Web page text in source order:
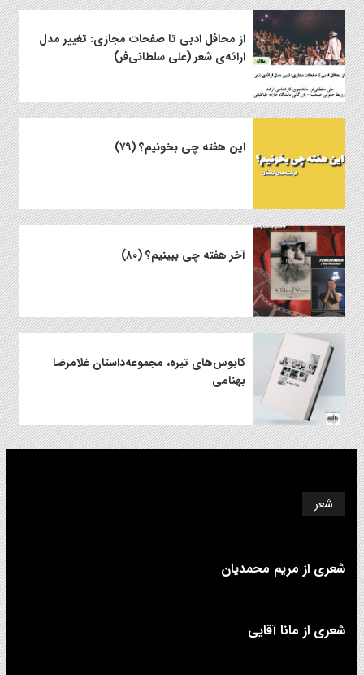
از محافل ادبی تا صفحات مجازی: تغییر مدل
ارائه‌ی شعر (علی سلطانی‌فر)
این هفته چی بخونیم؟ (۷۹)
آخر هفته چی ببینیم؟ (۸۰)
کابوس‌های تیره، مجموعه‌داستان غلامرضا
بهنامی
شعر
شعری از مریم محمدیان
شعری از مانا آقایی